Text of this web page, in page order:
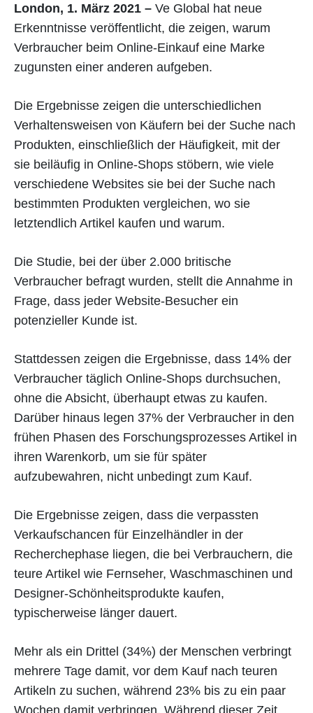
London, 1. März 2021 – Ve Global hat neue
Erkenntnisse veröffentlicht, die zeigen, warum
Verbraucher beim Online-Einkauf eine Marke
zugunsten einer anderen aufgeben.
Die Ergebnisse zeigen die unterschiedlichen
Verhaltensweisen von Käufern bei der Suche nach
Produkten, einschließlich der Häufigkeit, mit der
sie beiläufig in Online-Shops stöbern, wie viele
verschiedene Websites sie bei der Suche nach
bestimmten Produkten vergleichen, wo sie
letztendlich Artikel kaufen und warum.
Die Studie, bei der über 2.000 britische
Verbraucher befragt wurden, stellt die Annahme in
Frage, dass jeder Website-Besucher ein
potenzieller Kunde ist.
Stattdessen zeigen die Ergebnisse, dass 14% der
Verbraucher täglich Online-Shops durchsuchen,
ohne die Absicht, überhaupt etwas zu kaufen.
Darüber hinaus legen 37% der Verbraucher in den
frühen Phasen des Forschungsprozesses Artikel in
ihren Warenkorb, um sie für später
aufzubewahren, nicht unbedingt zum Kauf.
Die Ergebnisse zeigen, dass die verpassten
Verkaufschancen für Einzelhändler in der
Recherchephase liegen, die bei Verbrauchern, die
teure Artikel wie Fernseher, Waschmaschinen und
Designer-Schönheitsprodukte kaufen,
typischerweise länger dauert.
Mehr als ein Drittel (34%) der Menschen verbringt
mehrere Tage damit, vor dem Kauf nach teuren
Artikeln zu suchen, während 23% bis zu ein paar
Wochen damit verbringen. Während dieser Zeit